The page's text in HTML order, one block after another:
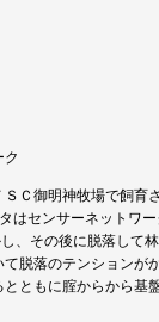
ク
Ｃ御明神牧場で飼育
はセンサーネットワ
その後に脱落して
脱落のテンション
ともに腟からから